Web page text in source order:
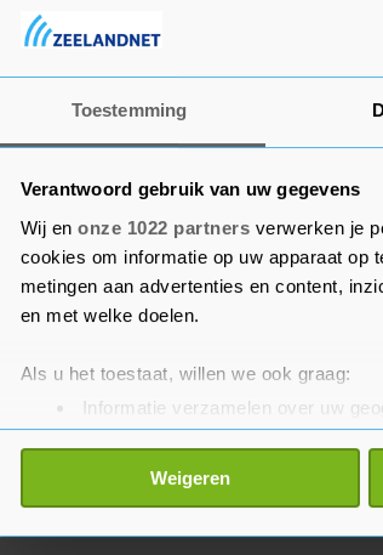
Toestemming
Verantwoord gebruik van uw gegevens
Wij en onze 1022 partners verwerken je
cookies om informatie op uw apparaat op
metingen aan advertenties en content,
en met welke doelen.
Als u het toestaat, willen we ook graag:
Informatie verzamelen over uw
Uw apparaat identificeren door het
Lees meer over hoe uw persoonlijke
toestemming op elk moment wijzigen of
Weigeren
In haar periode als ambassadeur
belangrijke rol in het
Ierland, waar de katholieken en
Goedevrijdagakkoord sloten.